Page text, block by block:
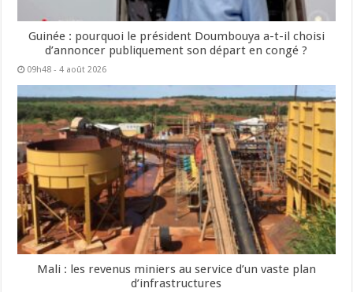
Guinée : pourquoi le président Doumbouya a-t-il choisi
d’annoncer publiquement son départ en congé ?
09h48 - 4 août 2026
Mali : les revenus miniers au service d’un vaste plan
d’infrastructures